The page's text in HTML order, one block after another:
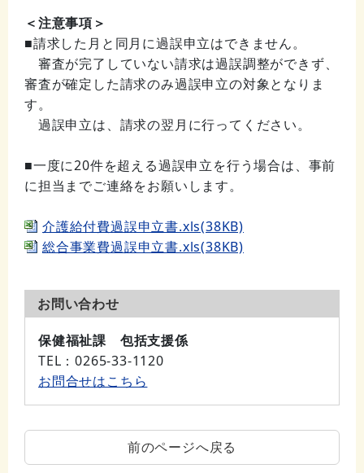
＜注意事項＞
■請求した月と同月に過誤申立はできません。
審査が完了していない請求は過誤調整ができず、
審査が確定した請求のみ過誤申立の対象となりま
す。
過誤申立は、請求の翌月に行ってください。
■一度に20件を超える過誤申立を行う場合は、事前
に担当までご連絡をお願いします。
介護給付費過誤申立書.xls(38KB)
総合事業費過誤申立書.xls(38KB)
お問い合わせ
保健福祉課 包括支援係
TEL ：0265-33-1120
お問合せはこちら
前のページへ戻る